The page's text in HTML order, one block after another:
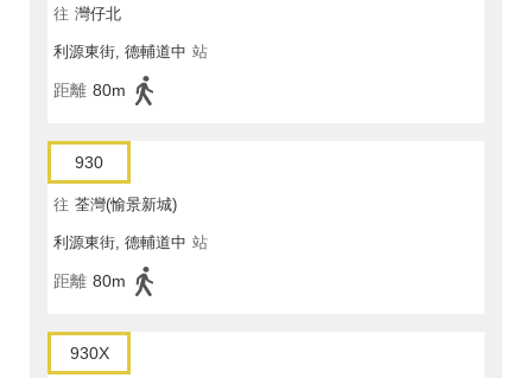
往 灣仔北
利源東街, 德輔道中 站
距離 80m
930
往 荃灣(愉景新城)
利源東街, 德輔道中 站
距離 80m
930X